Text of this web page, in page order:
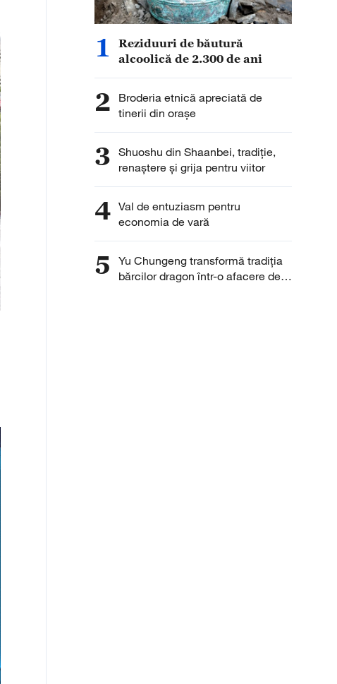
1
Reziduuri de băutură
alcoolică de 2.300 de ani
2
Broderia etnică apreciată de
tinerii din orașe
3 Shuoshu din Shaanbei, tradiție,
renaștere și grija pentru viitor
4 Val de entuziasm pentru
economia de vară
5
Yu Chungeng transformă tradiția
bărcilor dragon într-o afacere de